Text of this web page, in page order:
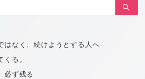
はなく、続けようとする人へ
る。
必ず残る